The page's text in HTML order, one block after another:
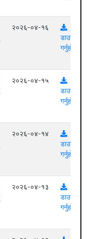
२०२६-०४-१६
डाउनलोड
गर्नुहोस्
२०२६-०४-१५
डाउनलोड
गर्नुहोस्
२०२६-०४-१४
डाउनलोड
गर्नुहोस्
२०२६-०४-१३
डाउनलोड
गर्नुहोस्